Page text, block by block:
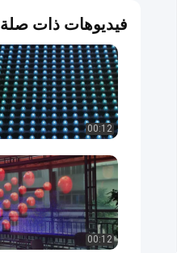
فيديوهات ذات صلة
00:12
00:12